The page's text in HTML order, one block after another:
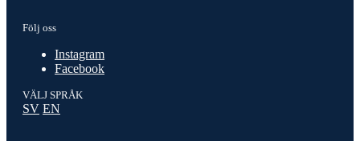
Följ oss
Instagram
Facebook
VÄLJ SPRÅK
SV EN